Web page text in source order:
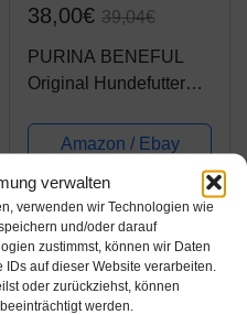
verwalten
verwenden wir Technologien wie
und/oder darauf
zustimmst, können wir Daten
auf dieser Website verarbeiten.
oder zurückziehst, können
werden.
38,00€ 39,04€
PURINA BENEFUL
Original Hundefutter
Gartengemüse, 1er
Amazon / Ebay